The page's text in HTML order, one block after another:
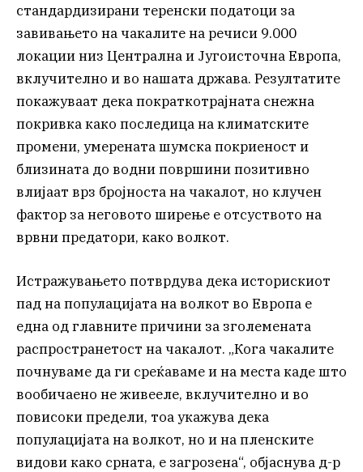
стандардизирани теренски податоци за
завивањето на чакалите на речиси 9.000
локации низ Централна и Југоисточна Европа,
вклучително и во нашата држава. Резултатите
покажуваат дека пократкотрајната снежна
покривка како последица на климатските
промени, умерената шумска покриеност и
близината до водни површини позитивно
влијаат врз бројноста на чакалот, но клучен
фактор за неговото ширење е отсуството на
врвни предатори, како волкот.
Истражувањето потврдува дека историскиот
пад на популацијата на волкот во Европа е
една од главните причини за зголемената
распространетост на чакалот. „Кога чакалите
почнуваме да ги среќаваме и на места каде што
вообичаено не живееле, вклучително и во
повисоки предели, тоа укажува дека
популацијата на волкот, но и на пленските
видови како срната, е загрозена“, објаснува д-р